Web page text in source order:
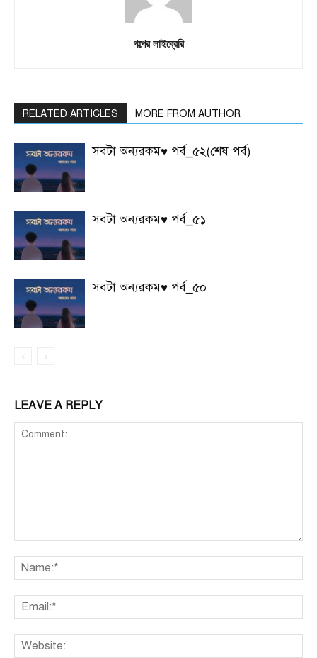
গল্পের লাইব্রেরি
RELATED ARTICLES MORE FROM AUTHOR
সবটা অন্যরকম♥ পর্ব_৫২(শেষ পর্ব)
সবটা অন্যরকম♥ পর্ব_৫১
সবটা অন্যরকম♥ পর্ব_৫০
LEAVE A REPLY